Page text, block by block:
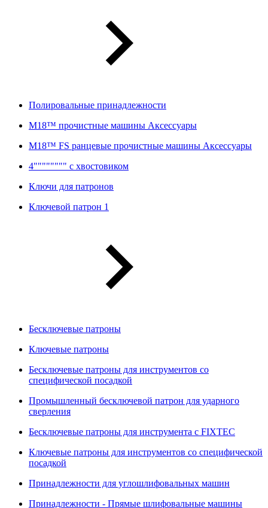
Полировальные принадлежности
M18™ прочистные машины Аксессуары
M18™ FS ранцевые прочистные машины Аксессуары
4"""""""" с хвостовиком
Ключи для патронов
Ключевой патрон 1
Бесключевые патроны
Ключевые патроны
Бесключевые патроны для инструментов со
специфической посадкой
Промышленный бесключевой патрон для ударного
сверления
Бесключевые патроны для инструмента с FIXTEC
Ключевые патроны для инструментов со специфической
посадкой
Принадлежности для углошлифовальных машин
Принадлежности - Прямые шлифовальные машины